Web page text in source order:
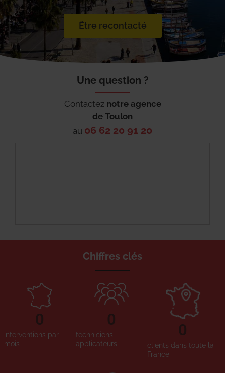
Être recontacté
Une question ?
Contactez notre agence
de Toulon
au 06 62 20 91 20
Chiffres clés
interventions par
mois
0
techniciens
applicateurs
0
clients dans toute la
France
0